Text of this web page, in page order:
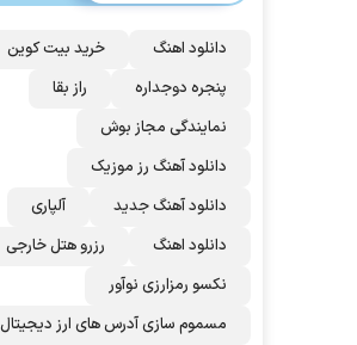
دانلود اهنگ
خرید بیت کوین
پنجره دوجداره
راز بقا
نمایندگی مجاز بوش
دانلود آهنگ رز‌ موزیک
دانلود آهنگ جدید
آلپاری
دانلود اهنگ
رزرو هتل خارجی
نکسو رمزارزی نوآور
مسموم سازی آدرس های ارز دیجیتال